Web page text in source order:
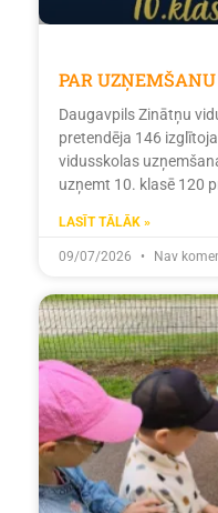
PAR
Daugavpils Zinātņu
pretendēja 146
vidusskolas
uzņemt 10. klasē 120
LASĪT TĀLĀK »
09/07/2026 Nav